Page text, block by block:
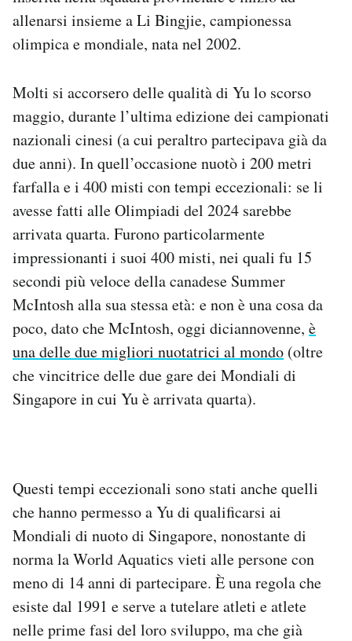
allenarsi insieme a Li Bingjie, campionessa
olimpica e mondiale, nata nel 2002.
Molti si accorsero delle qualità di Yu lo scorso
maggio, durante l’ultima edizione dei campionati
nazionali cinesi (a cui peraltro partecipava già da
due anni). In quell’occasione nuotò i 200 metri
farfalla e i 400 misti con tempi eccezionali: se li
avesse fatti alle Olimpiadi del 2024 sarebbe
arrivata quarta. Furono particolarmente
impressionanti i suoi 400 misti, nei quali fu 15
secondi più veloce della canadese Summer
McIntosh alla sua stessa età: e non è una cosa da
poco, dato che McIntosh, oggi diciannovenne, è
una delle due migliori nuotatrici al mondo (oltre
che vincitrice delle due gare dei Mondiali di
Singapore in cui Yu è arrivata quarta).
Questi tempi eccezionali sono stati anche quelli
che hanno permesso a Yu di qualificarsi ai
Mondiali di nuoto di Singapore, nonostante di
norma la World Aquatics vieti alle persone con
meno di 14 anni di partecipare. È una regola che
esiste dal 1991 e serve a tutelare atleti e atlete
nelle prime fasi del loro sviluppo, ma che già